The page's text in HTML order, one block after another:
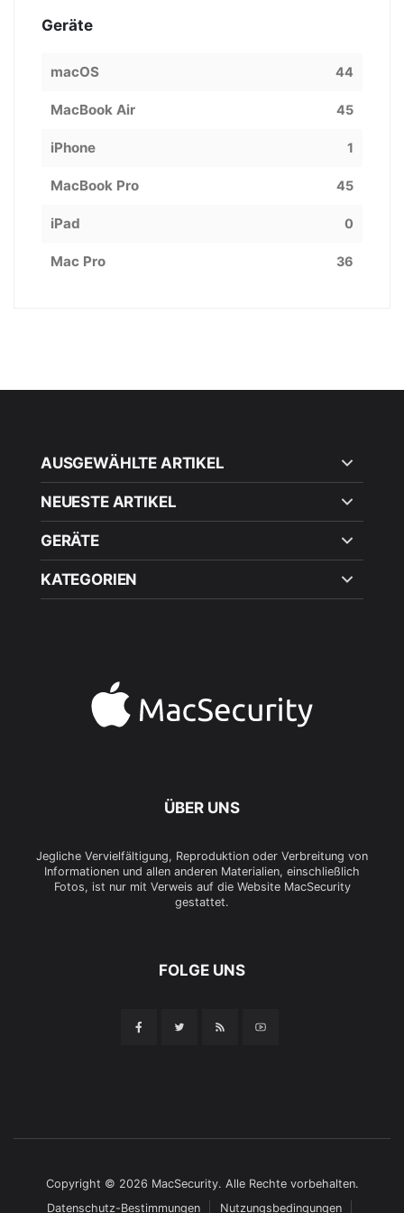
Geräte
macOS 44
MacBook Air 45
iPhone 1
MacBook Pro 45
iPad 0
Mac Pro 36
AUSGEWÄHLTE ARTIKEL
NEUESTE ARTIKEL
GERÄTE
KATEGORIEN
ÜBER UNS
Jegliche Vervielfältigung, Reproduktion oder Verbreitung von
Informationen und allen anderen Materialien, einschließlich
Fotos, ist nur mit Verweis auf die Website MacSecurity
gestattet.
FOLGE UNS
Copyright © 2026 MacSecurity. Alle Rechte vorbehalten.
Datenschutz-Bestimmungen
Nutzungsbedingungen